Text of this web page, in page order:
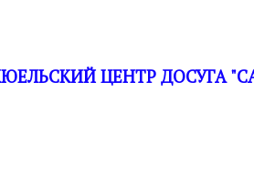
ЦЕНТР ДОСУГА